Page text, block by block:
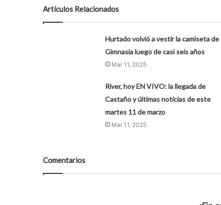
Artículos Relacionados
Hurtado volvió a vestir la camiseta de
Gimnasia luego de casi seis años
Mar 11, 2025
River, hoy EN VIVO: la llegada de
Castaño y últimas noticias de este
martes 11 de marzo
Mar 11, 2025
Comentarios